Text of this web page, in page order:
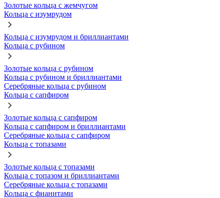
Золотые кольца с жемчугом
Кольца с изумрудом
Кольца с изумрудом и бриллиантами
Кольца с рубином
Золотые кольца с рубином
Кольца с рубином и бриллиантами
Серебряные кольца с рубином
Кольца с сапфиром
Золотые кольца с сапфиром
Кольца с сапфиром и бриллиантами
Серебряные кольца с сапфиром
Кольца с топазами
Золотые кольца с топазами
Кольца с топазом и бриллиантами
Серебряные кольца с топазами
Кольца с фианитами